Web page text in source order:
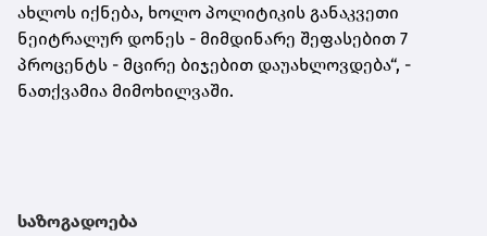
ახლოს იქნება, ხოლო პოლიტიკის განაკვეთი
ნეიტრალურ დონეს - მიმდინარე შეფასებით 7
პროცენტს - მცირე ბიჯებით დაუახლოვდება“, -
ნათქვამია მიმოხილვაში.
საზოგადოება